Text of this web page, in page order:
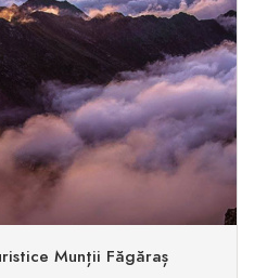
Munții Făgăraș